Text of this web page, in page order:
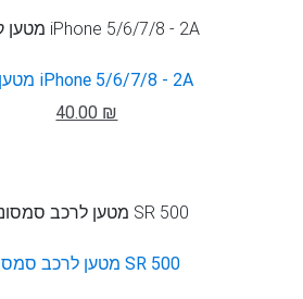
מטען קיר iPhone 5/6/7/8 - 2A
40.00 ₪
מטען לרכב סמסונג SR 500